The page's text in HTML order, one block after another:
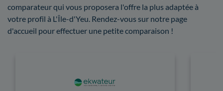
comparateur qui vous proposera l'offre la plus adaptée à
votre profil à L'Île-d'Yeu. Rendez-vous sur notre page
d'accueil pour effectuer une petite comparaison !